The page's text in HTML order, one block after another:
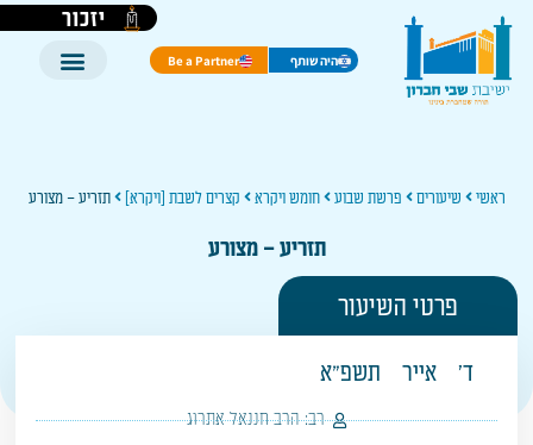
יזכור
היה שותף Be a Partner
ראשי שיעורים פרשת שבוע חומש ויקרא קצרים לשבת [ויקרא] תזריע – מצורע
תזריע – מצורע
פרטי השיעור
ד' אייר תשפ"א
רב: הרב חננאל אתרוג